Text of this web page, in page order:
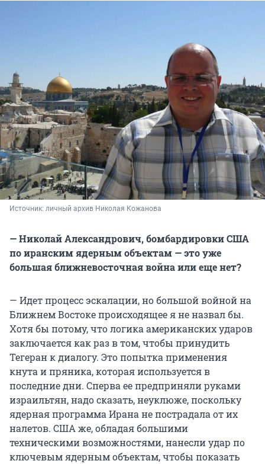
Источник: личный архив Николая Кожанова
— Николай Александрович, бомбардировки США
по иранским ядерным объектам — это уже
большая ближневосточная война или еще нет?
— Идет процесс эскалации, но большой войной на
Ближнем Востоке происходящее я не назвал бы.
Хотя бы потому, что логика американских ударов
заключается как раз в том, чтобы принудить
Тегеран к диалогу. Это попытка применения
кнута и пряника, которая используется в
последние дни. Сперва ее предприняли руками
израильтян, надо сказать, неуклюже, поскольку
ядерная программа Ирана не пострадала от их
налетов. США же, обладая большими
техническими возможностями, нанесли удар по
ключевым ядерным объектам, чтобы показать